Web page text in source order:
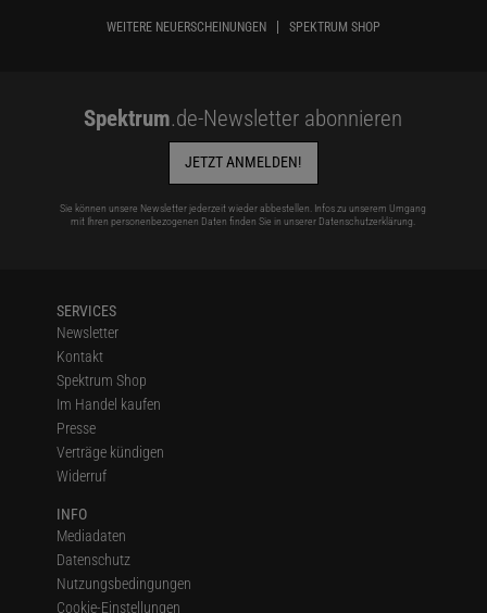
WEITERE NEUERSCHEINUNGEN SPEKTRUM SHOP
Spektrum.de-Newsletter abonnieren
JETZT ANMELDEN!
Sie können unsere Newsletter jederzeit wieder abbestellen. Infos zu unserem Umgang
mit Ihren personenbezogenen Daten finden Sie in unserer Datenschutzerklärung
SERVICES
Newsletter
Kontakt
Spektrum Shop
Im Handel kaufen
Presse
Verträge kündigen
Widerruf
INFO
Mediadaten
Datenschutz
Nutzungsbedingungen
Cookie-Einstellungen